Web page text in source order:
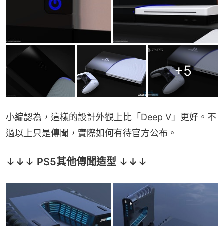
+5
小編認為，這樣的設計外觀上比「Deep V」更好。不
過以上只是傳聞，實際如何有待官方公布。
↓↓↓ PS5其他傳聞造型 ↓↓↓